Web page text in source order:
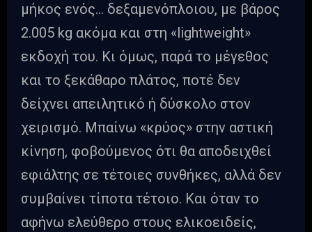
μήκος ενός… δεξαμενόπλοιου, με βάρος
2.005 kg ακόμα και στη «lightweight»
εκδοχή του. Κι όμως, παρά το μέγεθος
και το ξεκάθαρο πλάτος, ποτέ δεν
δείχνει απειλητικό ή δύσκολο στον
χειρισμό. Μπαίνω «κρύος» στην αστική
κίνηση, φοβούμενος ότι θα αποδειχθεί
εφιάλτης σε τέτοιες συνθήκες, αλλά δεν
συμβαίνει τίποτα τέτοιο. Και όταν το
αφήνω ελεύθερο στους ελικοειδείς,